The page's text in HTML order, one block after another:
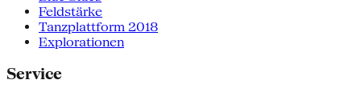
Feldstärke
Tanzplattform 2018
Explorationen
Service